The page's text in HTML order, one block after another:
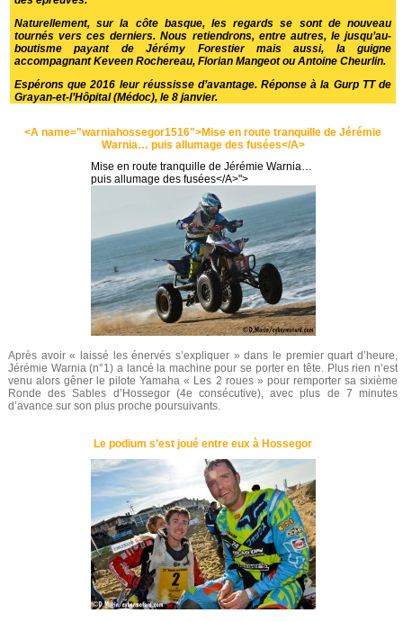
Naturellement, sur la côte basque, les regards se sont de nouveau
tournés vers ces derniers. Nous retiendrons, entre autres, le jusqu’au-
boutisme payant de Jérémy Forestier mais aussi, la guigne
accompagnant Keveen Rochereau, Florian Mangeot ou Antoine Cheurlin.
Espérons que 2016 leur réussisse d’avantage. Réponse à la Gurp TT de
Grayan-et-l’Hôpital (Médoc), le 8 janvier.
<A name="warniahossegor1516">Mise en route tranquille de Jérémie
Warnia… puis allumage des fusées</A>
Mise en route tranquille de Jérémie Warnia…
puis allumage des fusées</A>">
Après avoir « laissé les énervés s’expliquer » dans le premier quart d’heure,
Jérémie Warnia (n°1) a lancé la machine pour se porter en tête. Plus rien n’est
venu alors gêner le pilote Yamaha « Les 2 roues » pour remporter sa sixième
Ronde des Sables d’Hossegor (4e consécutive), avec plus de 7 minutes
d’avance sur son plus proche poursuivants.
Le podium s’est joué entre eux à Hossegor